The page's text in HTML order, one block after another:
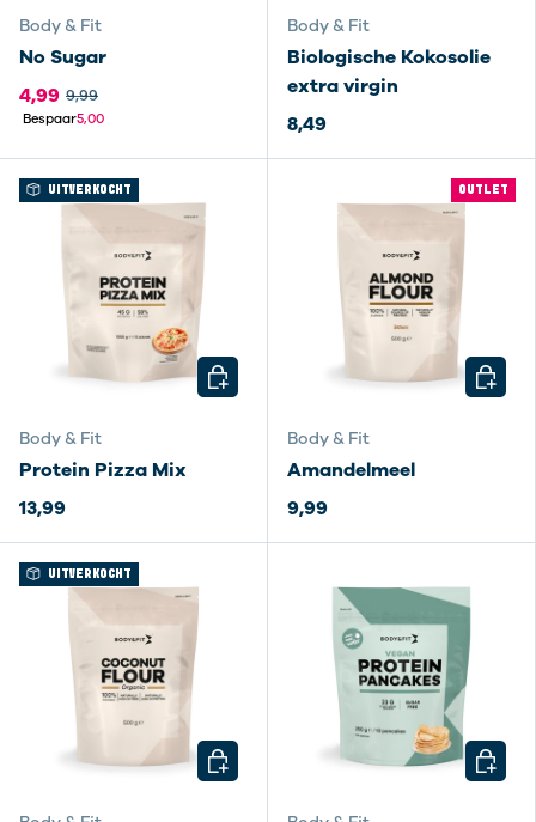
Body & Fit
No Sugar
4,99 9,99
Bespaar5,00
Body & Fit
Biologische Kokosolie
extra virgin
8,49
UITVERKOCHT
Body & Fit
Protein Pizza Mix
13,99
KIES MOGELIJKHEDEN
OUTLET
Body & Fit
Amandelmeel
9,99
KIES
UITVERKOCHT
KIES MOGELIJKHEDEN KIES